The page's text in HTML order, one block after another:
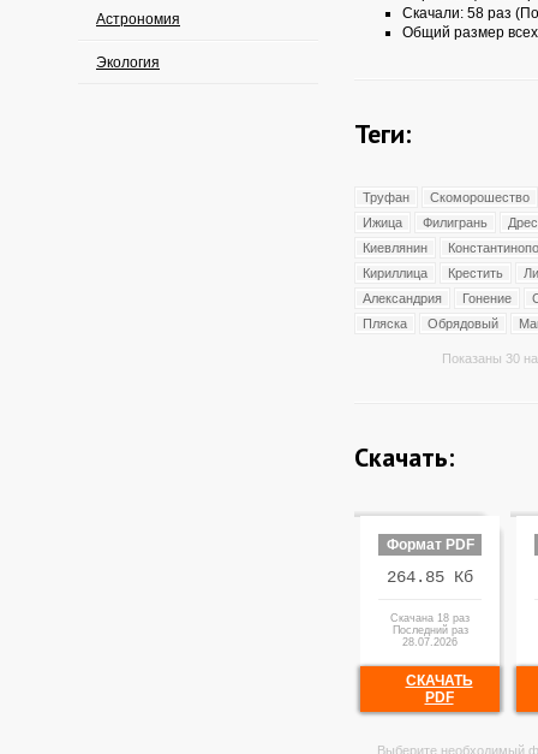
Астрономия
Экология
Скачали: 58 раз
Общий размер
Теги:
Труфан
Скоморошество
Ижица
Филигрань
Киевлянин
Кириллица
Крестить
Александрия
Гонение
Пляска
Обрядовый
Показаны 30
Скачать:
Формат PDF
264.85 Кб
Скачана 18 раз
Последний раз
28.07.2026
СКАЧАТЬ
PDF
Выберите необходимый